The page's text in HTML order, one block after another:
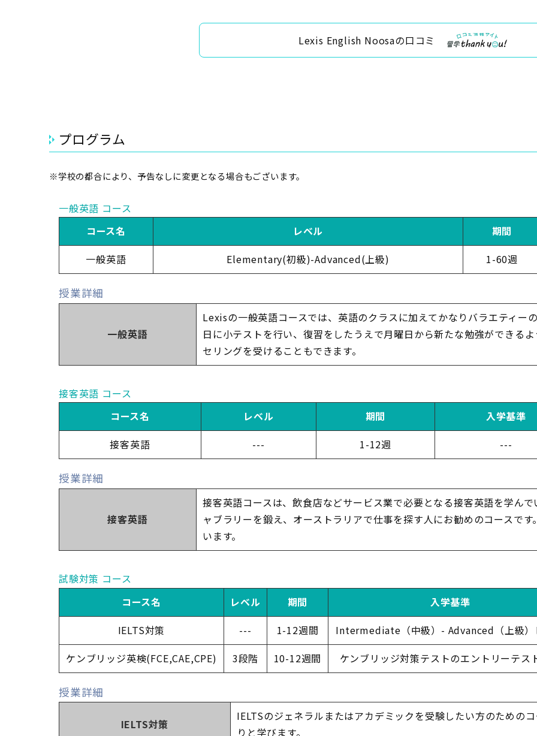
Lexis English Noosaの口コミ
プログラム
※学校の都合により、予告なしに変更となる場合もございます。
一般英語 コース
コース名
レベル 期間
一般英語
Elementary(初級)-Advanced(上級) 1-60週
授業詳細
一般英語
Lexisの一般英語コースでは、英語のクラスに加えてかなりバラエティー
日に小テストを行い、復習をしたうえで月曜日から新たな勉強ができる
セリングを受けることもできます。
接客英語 コース
コース名
レベル 期間 入学基準
接客英語
--- 1-12週 ---
授業詳細
接客英語
接客英語コースは、飲食店などサービス業で必要となる接客英語を学ん
ャブラリーを鍛え、オーストラリアで仕事を探す人にお勧めのコースで
います。
試験対策 コース
コース名
レベル 期間 入学基準
IELTS対策
--- 1-12週間 Intermediate（中級）- Advanced（上級）
ケンブリッジ英検(FCE,CAE,CPE)
3段階 10-12週間 ケンブリッジ対策テストのエントリーテス
授業詳細
IELTS対策
IELTSのジェネラルまたはアカデミックを受験したい方のための
りと学びます。